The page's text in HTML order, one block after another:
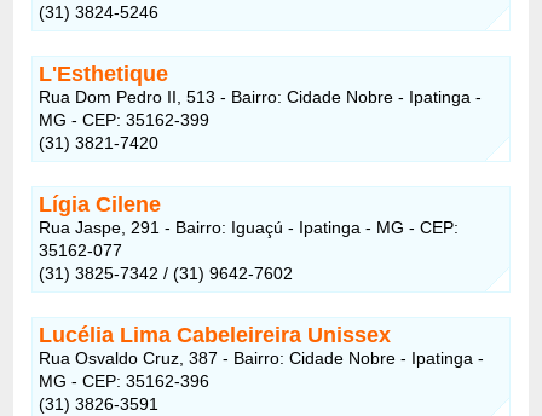
(31) 3824-5246
L'Esthetique
Rua Dom Pedro II, 513 - Bairro: Cidade Nobre - Ipatinga -
MG - CEP: 35162-399‎
(31) 3821-7420
Lígia Cilene
Rua Jaspe, 291 - Bairro: Iguaçú - Ipatinga - MG - CEP:
35162-077
(31) 3825-7342 / (31) 9642-7602
Lucélia Lima Cabeleireira Unissex
Rua Osvaldo Cruz, 387 - Bairro: Cidade Nobre - Ipatinga -
MG - CEP: 35162-396
(31) 3826-3591